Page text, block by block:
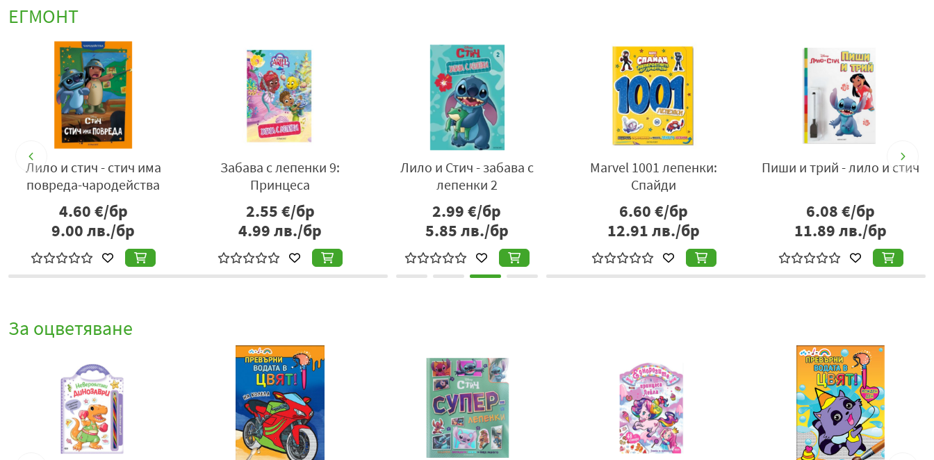
ЕГМОНТ
Лило и стич - стич има
повреда-чародейства
4.60€/бр
9.00лв./бр
Забава с лепенки 9:
Принцеса
2.55€/бр
4.99лв./бр
Лило и Стич - забава с
лепенки 2
2.99€/бр
5.85лв./бр
Marvel 1001 лепенки:
Спайди
6.60€/бр
12.91лв./бр
Пиши и трий - лило и стич
6.08€/бр
11.89лв./бр
За оцветяване